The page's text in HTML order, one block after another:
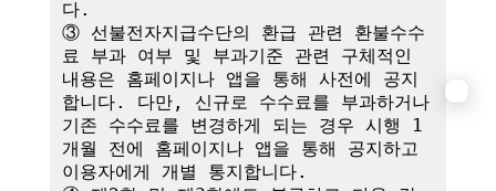
다.
③ 선불전자지급수단의 환급 관련 환불수수
료 부과 여부 및 부과기준 관련 구체적인
내용은 홈페이지나 앱을 통해 사전에 공지
합니다. 다만, 신규로 수수료를 부과하거나
기존 수수료를 변경하게 되는 경우 시행 1
개월 전에 홈페이지나 앱을 통해 공지하고
이용자에게 개별 통지합니다.